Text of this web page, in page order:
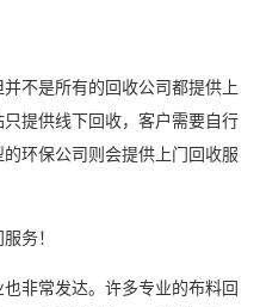
不是所有的回收公司都提供上
提供线下回收，客户需要自行
环保公司则会提供上门回收服
务！
非常发达。许多专业的布料回